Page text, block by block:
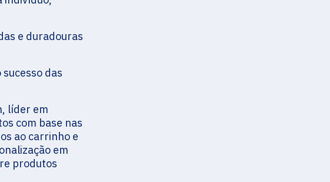
e duradouras
das
líder em
com base nas
ao carrinho e
em
produtos